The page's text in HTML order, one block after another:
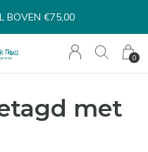
0
BOVEN €75,00
met